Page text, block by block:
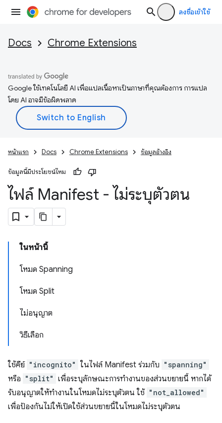
ลงชื่อเข้าใช้
Docs Chrome Extensions
Google ใช้เทคโนโลยี AI เพื่อแปลเนื้อหาเป็นภาษาที่คุณต้องการ การแปล
โดย AI อาจมีข้อผิดพลาด
หน้าแรก Docs Chrome Extensions ข้อมูลอ้างอิง
ข้อมูลนี้มีประโยชน์ไหม
ไฟล์ Manifest - ไม่ระบุตัวตน
ในหน้านี้
โหมด Spanning
โหมด Split
ไม่อนุญาต
วิธีเลือก
ใช้คีย์ "incognito" ในไฟล์ Manifest ร่วมกับ "spanning"
หรือ "split" เพื่อระบุลักษณะการทำงานของส่วนขยายนี้ หากได้
รับอนุญาตให้ทำงานในโหมดไม่ระบุตัวตน ใช้ "not_allowed"
เพื่อป้องกันไม่ให้เปิดใช้ส่วนขยายนี้ในโหมดไม่ระบุตัวตน